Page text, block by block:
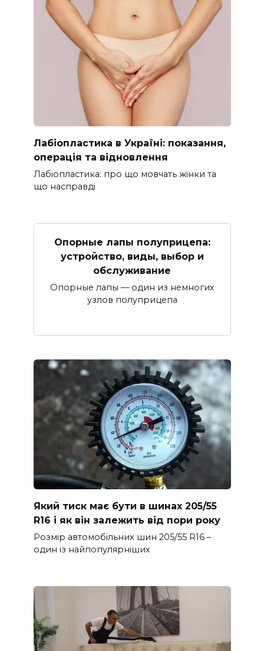
Лабіопластика в Україні: показання,
операція та відновлення
Лабіопластика: про що мовчать жінки та
що насправді
Опорные лапы полуприцепа:
устройство, виды, выбор и
обслуживание
Опорные лапы — один из немногих
узлов полуприцепа
Який тиск має бути в шинах 205/55
R16 і як він залежить від пори року
Розмір автомобільних шин 205/55 R16 –
один із найпопулярніших